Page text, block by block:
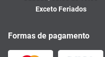
Exceto Feriados
Formas de pagamento